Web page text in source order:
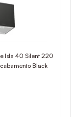
Isla 40 Silent 220
Black